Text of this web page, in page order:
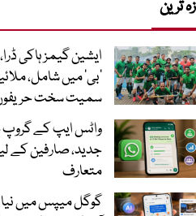
ترین
ایشین گیمز ہاکی
’بی‘ میں شامل،
سمیت سخت حریفوں
واٹس ایپ کے
متعارف
گوگل میپس میں